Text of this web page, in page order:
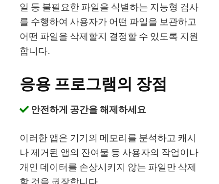
일 등 불필요한 파일을 식별하는 지능형 검사
를 수행하여 사용자가 어떤 파일을 보관하고
어떤 파일을 삭제할지 결정할 수 있도록 지원
합니다.
응용 프로그램의 장점
안전하게 공간을 해제하세요
이러한 앱은 기기의 메모리를 분석하고 캐시
나 제거된 앱의 잔여물 등 사용자의 작업이나
개인 데이터를 손상시키지 않는 파일만 삭제
할 것을 권장합니다.